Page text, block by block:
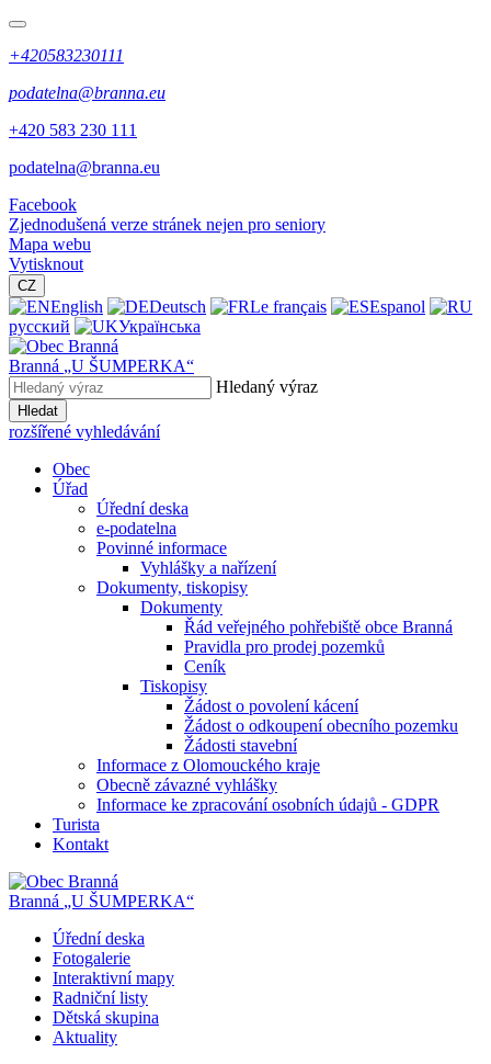
+420583230111
podatelna@branna.eu
+420 583 230 111
podatelna@branna.eu
Facebook
Zjednodušená verze stránek nejen pro seniory
Mapa webu
Vytisknout
CZ
English Deutsch Le français
Espanol
русский
Українська
Branná „U ŠUMPERKA“
Hledaný výraz
Hledat
rozšířené vyhledávání
Obec
Úřad
Úřední deska
e-podatelna
Povinné informace
Vyhlášky a nařízení
Dokumenty, tiskopisy
Dokumenty
Řád veřejného pohřebiště obce Branná
Pravidla pro prodej pozemků
Ceník
Tiskopisy
Žádost o povolení kácení
Žádost o odkoupení obecního pozemku
Žádosti stavební
Informace z Olomouckého kraje
Obecně závazné vyhlášky
Informace ke zpracování osobních údajů - GDPR
Turista
Kontakt
Branná „U ŠUMPERKA“
Úřední deska
Fotogalerie
Interaktivní mapy
Radniční listy
Dětská skupina
Aktuality